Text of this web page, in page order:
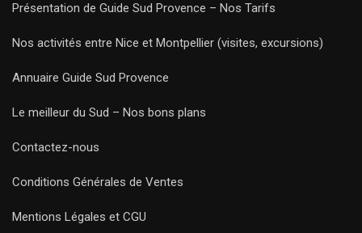
Présentation de Guide Sud Provence – Nos Tarifs
Nos activités entre Nice et Montpellier (visites, excursions)
Annuaire Guide Sud Provence
Le meilleur du Sud – Nos bons plans
Contactez-nous
Conditions Générales de Ventes
Mentions Légales et CGU